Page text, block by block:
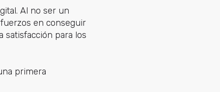
Al no ser un
en conseguir
satisfacción para los
primera